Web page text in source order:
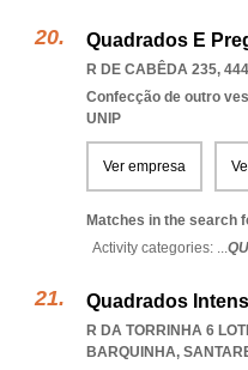
Quadrados E
R DE CABÊDA 235,
Confecção de outro
UNIP
Ver empresa
Matches in the search
Activity categories: ...
Quadrados
R DA TORRINHA 6
BARQUINHA,